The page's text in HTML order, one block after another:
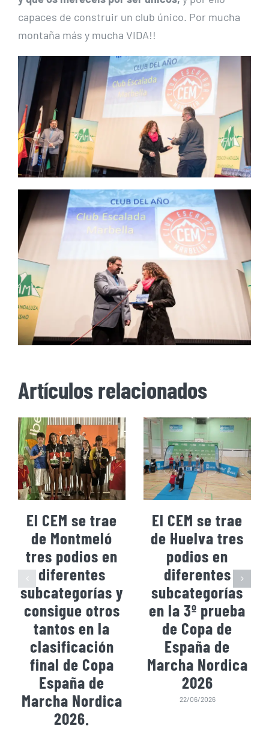
capaces de construir un club único. Por mucha
montaña más y mucha VIDA!!
Artículos relacionados
El CEM se trae
de Montmeló
tres podios en
diferentes
subcategorías y
consigue otros
tantos en la
clasificación
final de Copa
España de
Marcha Nordica
2026.
El CEM se trae
de Huelva tres
podios en
diferentes
subcategorías
en la 3º prueba
de Copa de
España de
Marcha Nordica
2026
22/06/2026